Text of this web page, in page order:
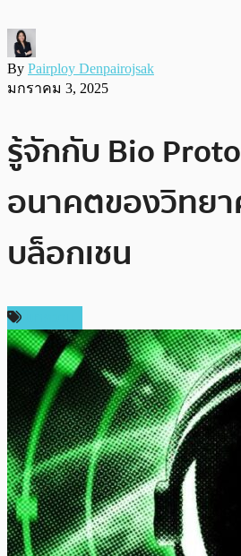
By Pairploy Denpairojsak
มกราคม 3, 2025
รู้จักกับ Bio
อนาคตของวิทย
บล็อกเชน